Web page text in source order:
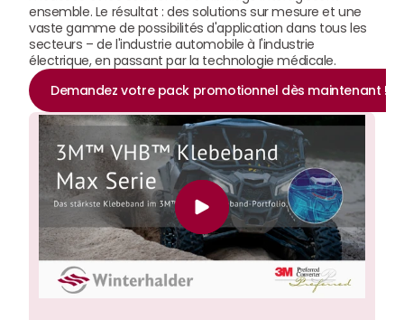
ensemble. Le résultat : des solutions sur mesure et une
vaste gamme de possibilités d'application dans tous les
secteurs – de l'industrie automobile à l'industrie
électrique, en passant par la technologie médicale.
Demandez votre pack promotionnel dès maintenant !﻿